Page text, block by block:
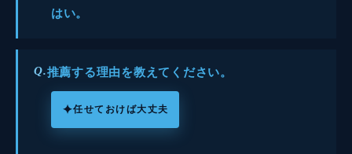
はい。
Q.推薦する理由を教えてください。
✦任せておけば大丈夫